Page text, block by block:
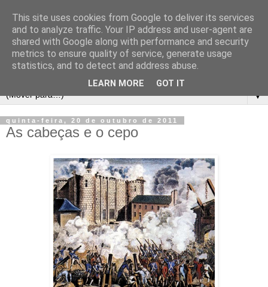
▼
quinta-feira, 20 de outubro de 2011
As cabeças e o cepo
This site uses cookies from Google to deliver its services
and to analyze traffic. Your IP address and user-agent are
shared with Google along with performance and security
metrics to ensure quality of service, generate usage
statistics, and to detect and address abuse.
LEARN MORE GOT IT